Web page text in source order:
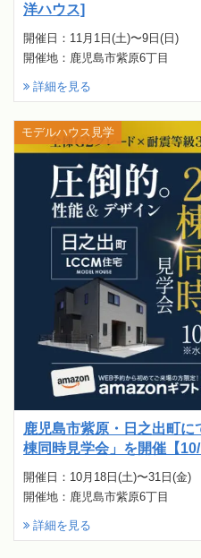
洋ハウス]
開催日：11月1日(土)〜9日(日)
開催地：鹿児島市紫原6丁目
詳細を見る
鹿児島市紫原・日之出町
棟同時見学会」を開催【
開催日：10月18日(土)〜31日(金)
開催地：鹿児島市紫原6丁目
詳細を見る
モデルハウス見学